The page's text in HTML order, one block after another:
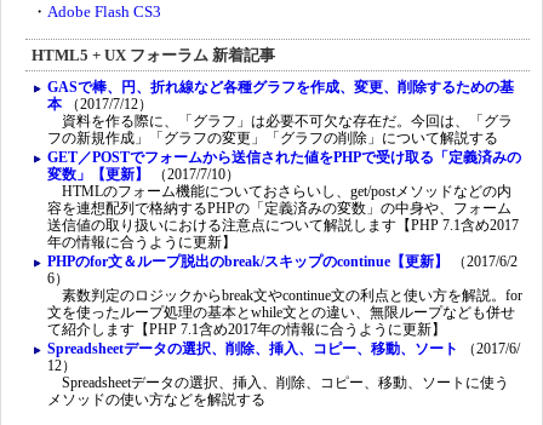
・ Adobe Flash CS3
HTML5 + UX フォーラム 新着記事
GASで棒、円、折れ線など各種グラフを作成、変更、削除するための基
本 （2017/7/12）
資料を作る際に、「グラフ」は必要不可欠な存在だ。今回は、「グラ
フの新規作成」「グラフの変更」「グラフの削除」について解説する
GET／POSTでフォームから送信された値をPHPで受け取る「定義済みの
変数」【更新】
（2017/7/10）
HTMLのフォーム機能についておさらいし、get/postメソッドなどの内
容を連想配列で格納するPHPの「定義済みの変数」の中身や、フォーム
送信値の取り扱いにおける注意点について解説します【PHP 7.1含め2017
年の情報に合うように更新】
PHPのfor文＆ループ脱出のbreak/スキップのcontinue【更新】
（2017/6/2
6）
素数判定のロジックからbreak文やcontinue文の利点と使い方を解説。for
文を使ったループ処理の基本とwhile文との違い、無限ループなども併せ
て紹介します【PHP 7.1含め2017年の情報に合うように更新】
Spreadsheetデータの選択、削除、挿入、コピー、移動、ソート
（2017/6/
12）
Spreadsheetデータの選択、挿入、削除、コピー、移動、ソートに使う
メソッドの使い方などを解説する